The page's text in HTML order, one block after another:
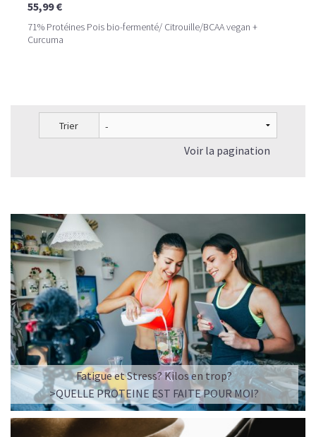
55,99 €
71% Protéines Pois bio-fermenté/ Citrouille/BCAA vegan +
Curcuma
Trier
Voir la pagination
Fatigue et Stress? Kilos en trop?
>QUELLE PROTEINE EST FAITE POUR MOI?